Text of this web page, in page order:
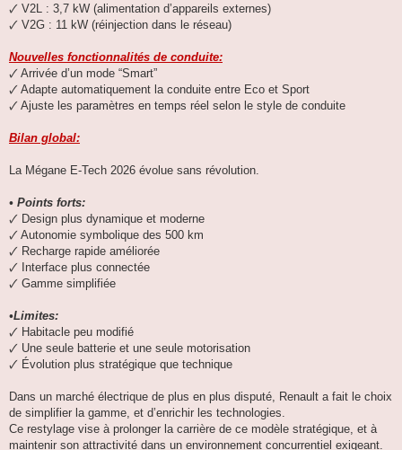
🗸 V2L : 3,7 kW (alimentation d’appareils externes)
🗸 V2G : 11 kW (réinjection dans le réseau)
Nouvelles fonctionnalités de conduite:
🗸 Arrivée d’un mode “Smart”
🗸 Adapte automatiquement la conduite entre Eco et Sport
🗸 Ajuste les paramètres en temps réel selon le style de conduite
Bilan global:
La Mégane E-Tech 2026 évolue sans révolution.
• Points forts:
🗸 Design plus dynamique et moderne
🗸 Autonomie symbolique des 500 km
🗸 Recharge rapide améliorée
🗸 Interface plus connectée
🗸 Gamme simplifiée
•Limites:
🗸 Habitacle peu modifié
🗸 Une seule batterie et une seule motorisation
🗸 Évolution plus stratégique que technique
Dans un marché électrique de plus en plus disputé, Renault a fait le choix
de simplifier la gamme, et d’enrichir les technologies.
Ce restylage vise à prolonger la carrière de ce modèle stratégique, et à
maintenir son attractivité dans un environnement concurrentiel exigeant.